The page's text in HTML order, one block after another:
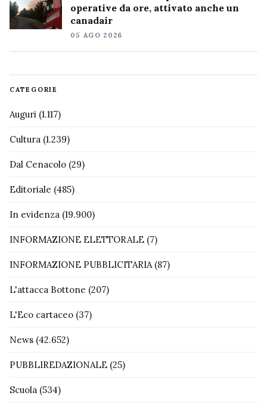
operative da ore, attivato anche un
canadair
05 AGO 2026
CATEGORIE
Auguri (1.117)
Cultura (1.239)
Dal Cenacolo (29)
Editoriale (485)
In evidenza (19.900)
INFORMAZIONE ELETTORALE (7)
INFORMAZIONE PUBBLICITARIA(87)
L'attacca Bottone (207)
L'Eco cartaceo (37)
News (42.652)
PUBBLIREDAZIONALE (25)
Scuola (534)